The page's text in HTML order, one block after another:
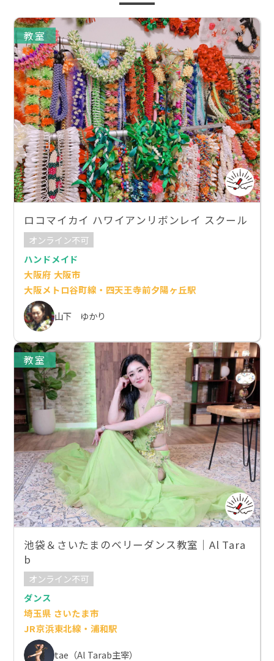
教室
ロコマイカイ ハワイアンリボンレイ スクール
オンライン不可
ハンドメイド
大阪府 大阪市
大阪メトロ谷町線・四天王寺前夕陽ヶ丘駅
山下 ゆかり
教室
池袋＆さいたまのベリーダンス教室｜Al Tara
b
オンライン不可
ダンス
埼玉県 さいたま市
JR京浜東北線・浦和駅
tae（Al Tarab主宰）